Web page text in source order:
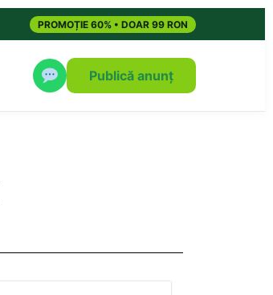
PROMOȚIE 60% • DOAR 99 RON
Publică anunț